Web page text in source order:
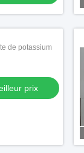
le meilleur prix
de potassium
prix